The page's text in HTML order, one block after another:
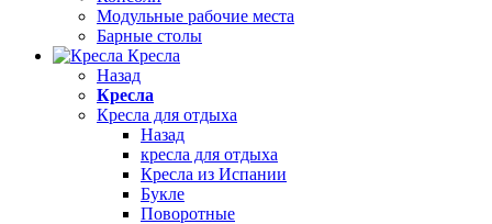
Модульные рабочие места
Барные столы
Кресла
Назад
Кресла
Кресла для отдыха
Назад
кресла для отдыха
Кресла из Испании
Букле
Поворотные